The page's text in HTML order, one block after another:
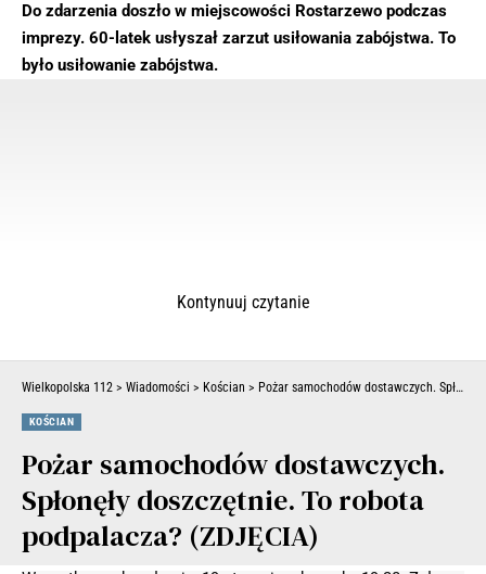
Do zdarzenia doszło w miejscowości Rostarzewo podczas
imprezy. 60-latek usłyszał zarzut usiłowania zabójstwa. To
było usiłowanie zabójstwa.
Kontynuuj czytanie
Wielkopolska 112 > Wiadomości > Kościan > Pożar samochodów dostawczych. Spłonęły doszczętnie. To robota podpalacza? (ZDJĘCIA)
KOŚCIAN
Pożar samochodów dostawczych.
Spłonęły doszczętnie. To robota
podpalacza? (ZDJĘCIA)